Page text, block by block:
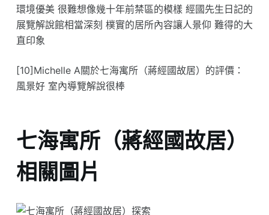
環境優美 很難想像幾十年前禁區的模樣 經國先生日記的
展覽解說館相當深刻 樸實的居所內容讓人景仰 難得的大
直印象
[10]Michelle A關於七海寓所（蔣經國故居）的評價：
風景好 室內導覽解說很棒
七海寓所（蔣經國故居）
相關圖片